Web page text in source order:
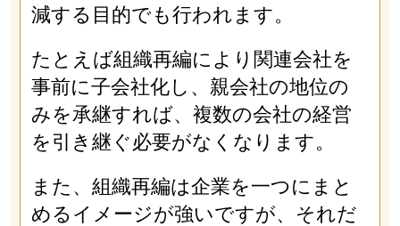
減する目的でも行われます。
たとえば組織再編により関連会社を
事前に子会社化し、親会社の地位の
みを承継すれば、複数の会社の経営
を引き継ぐ必要がなくなります。
また、組織再編は企業を一つにまと
めるイメージが強いですが、それだ